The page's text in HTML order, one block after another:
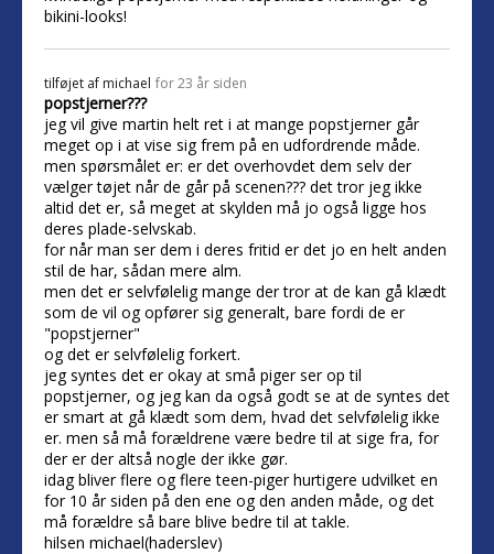
bikini-looks!
tilføjet af michael for 23 år siden
popstjerner???
jeg vil give martin helt ret i at mange popstjerner går
meget op i at vise sig frem på en udfordrende måde.
men spørsmålet er: er det overhovdet dem selv der
vælger tøjet når de går på scenen??? det tror jeg ikke
altid det er, så meget at skylden må jo også ligge hos
deres plade-selvskab.
for når man ser dem i deres fritid er det jo en helt anden
stil de har, sådan mere alm.
men det er selvfølelig mange der tror at de kan gå klædt
som de vil og opfører sig generalt, bare fordi de er
"popstjerner"
og det er selvfølelig forkert.
jeg syntes det er okay at små piger ser op til
popstjerner, og jeg kan da også godt se at de syntes det
er smart at gå klædt som dem, hvad det selvfølelig ikke
er. men så må forældrene være bedre til at sige fra, for
der er der altså nogle der ikke gør.
idag bliver flere og flere teen-piger hurtigere udvilket en
for 10 år siden på den ene og den anden måde, og det
må forældre så bare blive bedre til at takle.
hilsen michael(haderslev)